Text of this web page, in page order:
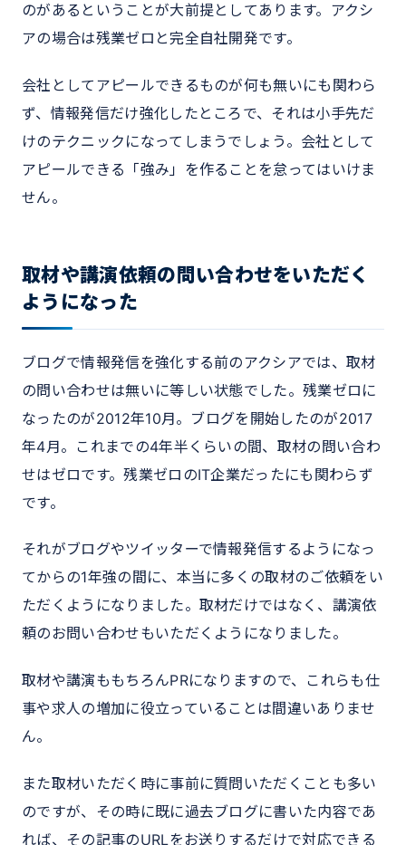
のがあるということが大前提としてあります。アクシ
アの場合は残業ゼロと完全自社開発です。
会社としてアピールできるものが何も無いにも関わら
ず、情報発信だけ強化したところで、それは小手先だ
けのテクニックになってしまうでしょう。会社として
アピールできる「強み」を作ることを怠ってはいけま
せん。
取材や講演依頼の問い合わせをいただく
ようになった
ブログで情報発信を強化する前のアクシアでは、取材
の問い合わせは無いに等しい状態でした。残業ゼロに
なったのが2012年10月。ブログを開始したのが2017
年4月。これまでの4年半くらいの間、取材の問い合わ
せはゼロです。残業ゼロのIT企業だったにも関わらず
です。
それがブログやツイッターで情報発信するようになっ
てからの1年強の間に、本当に多くの取材のご依頼をい
ただくようになりました。取材だけではなく、講演依
頼のお問い合わせもいただくようになりました。
取材や講演ももちろんPRになりますので、これらも仕
事や求人の増加に役立っていることは間違いありませ
ん。
また取材いただく時に事前に質問いただくことも多い
のですが、その時に既に過去ブログに書いた内容であ
れば、その記事のURLをお送りするだけで対応できる